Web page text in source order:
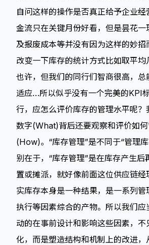
自问这样的操作是否真正给予企业
金流只在关键月份好看，但是昙花
及报废成本等并没有因为这样的妙招
改变一下库存的统计方式比如取平均
也许，但我们的同行们智商很高，总
适应…所以似乎没有一个完美的KPI
行，应怎么评价库存的管理水平呢
数字(What)背后还要观察和评价如
(How)。“库存管理”是不同于“管理
别在于，“库存管理”是在库存产生后
置或摊派，就好像前面这位供应链
实库存本身是一种结果，是一系列管
执行等因素综合的产物。所以我们应
动的在事前设计和影响这些因素，不
化，而是塑造结构和机制上的改进，